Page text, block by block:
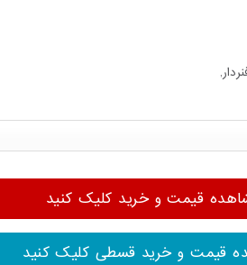
قیمت و خرید کلیک کنید
قیمت و خرید قسطی کلیک کنید